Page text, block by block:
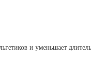
и уменьшает